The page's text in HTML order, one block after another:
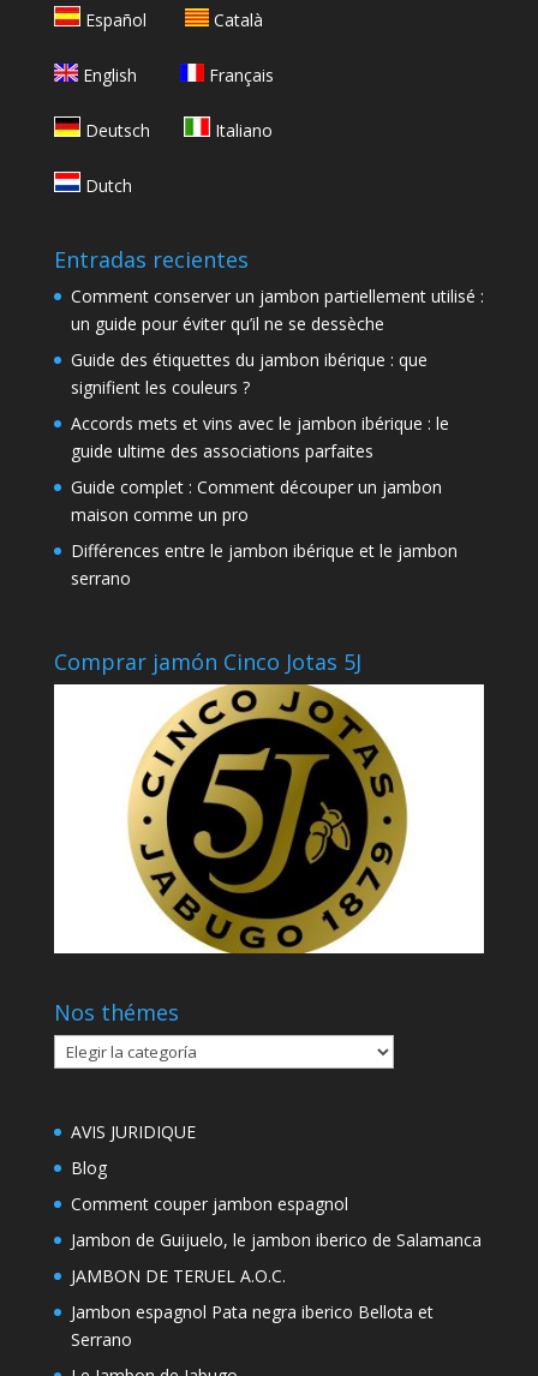
Español Català
English Français
Deutsch Italiano
Dutch
Entradas recientes
Comment conserver un jambon partiellement utilisé :
un guide pour éviter qu’il ne se dessèche
Guide des étiquettes du jambon ibérique : que
signifient les couleurs ?
Accords mets et vins avec le jambon ibérique : le
guide ultime des associations parfaites
Guide complet : Comment découper un jambon
maison comme un pro
Différences entre le jambon ibérique et le jambon
serrano
Comprar jamón Cinco Jotas 5J
Nos thémes
Nos
thémes
AVIS JURIDIQUE
Blog
Comment couper jambon espagnol
Jambon de Guijuelo, le jambon iberico de Salamanca
JAMBON DE TERUEL A.O.C.
Jambon espagnol Pata negra iberico Bellota et
Serrano